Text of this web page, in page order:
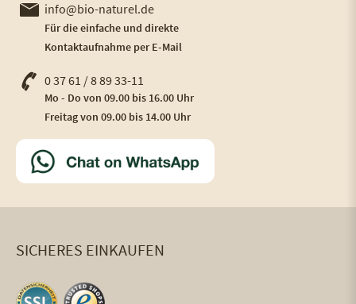
info@bio-naturel.de
Für die einfache und direkte
Kontaktaufnahme per E-Mail
0 37 61 / 8 89 33-11
Mo - Do von 09.00 bis 16.00 Uhr
Freitag von 09.00 bis 14.00 Uhr
SICHERES EINKAUFEN